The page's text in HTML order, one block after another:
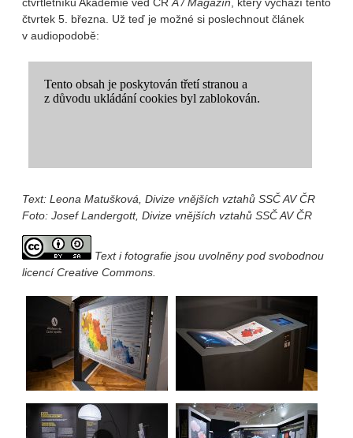
čtvrtek 5. března. Už teď je možné si poslechnout článek
v audiopodobě:
Text: Leona Matušková, Divize vnějších vztahů SSČ AV ČR
Foto: Josef Landergott, Divize vnějších vztahů SSČ AV ČR
Text i fotografie jsou uvolněny pod svobodnou
licencí Creative Commons.